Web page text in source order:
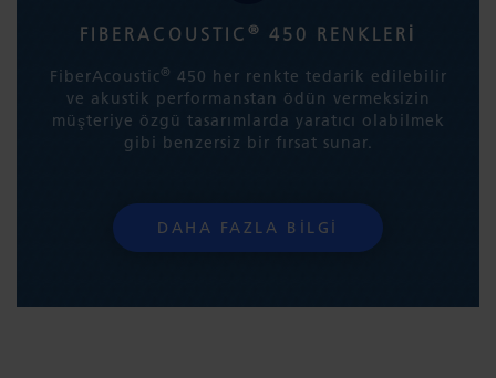
FIBERACOUSTIC ® 450 RENKLERİ
FiberAcoustic® 450 her renkte tedarik edilebilir
ve akustik performanstan ödün vermeksizin
müşteriye özgü tasarımlarda yaratıcı olabilmek
gibi benzersiz bir fırsat sunar.
DAHA FAZLA BILGI